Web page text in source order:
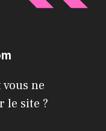
vous ne
le site ?